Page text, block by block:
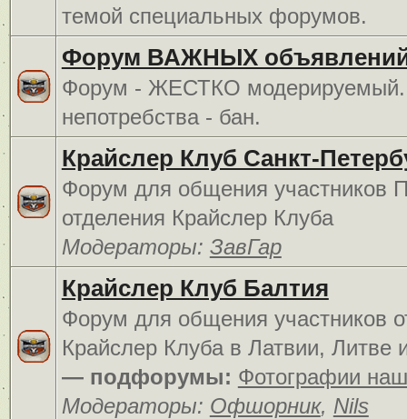
темой специальных форумов.
Форум ВАЖНЫХ
Форум - ЖЕСТКО
непотребства - бан.
Крайслер Клуб Санкт-
Форум для общения участников
отделения Крайслер Клуба
Модераторы: ЗавГар
Крайслер Клуб Балтия
Форум для общения участников
Крайслер Клуба в Латвии, Литве
— подфорумы: Фотографии
Модераторы: Офшорник, Nils